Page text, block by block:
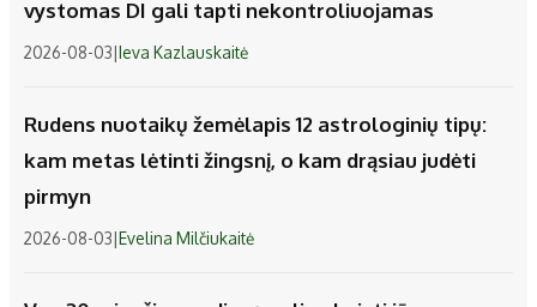
vystomas DI gali tapti nekontroliuojamas
2026-08-03|Ieva Kazlauskaitė
Rudens nuotaikų žemėlapis 12 astrologinių tipų:
kam metas lėtinti žingsnį, o kam drąsiau judėti
pirmyn
2026-08-03|Evelina Milčiukaitė